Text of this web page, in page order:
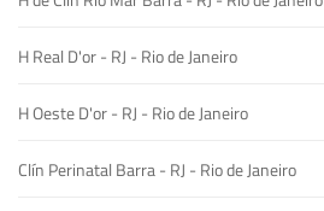
H Real D'or - RJ - Rio de Janeiro
H Oeste D'or - RJ - Rio de Janeiro
Clín Perinatal Barra - RJ - Rio de Janeiro